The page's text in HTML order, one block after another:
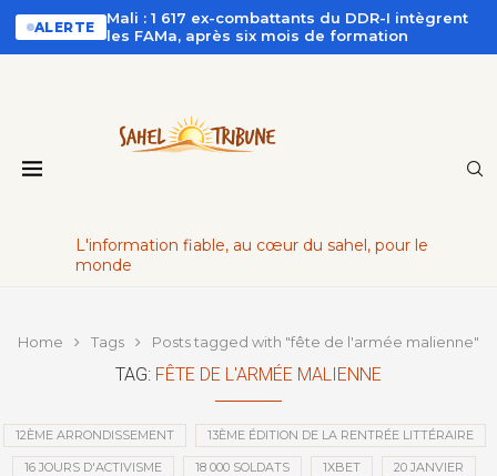
ALERTE
Mali : 1 617 ex-combattants du DDR-I intègrent
les FAMa, après six mois de formation
L'information fiable, au cœur du sahel, pour le
monde
Home Tags Posts tagged with "fête de l'armée malienne"
TAG: FÊTE DE L'ARMÉE MALIENNE
12ÈME ARRONDISSEMENT 13ÈME ÉDITION DE LA RENTRÉE LITTÉRAIRE
16 JOURS D'ACTIVISME 18 000 SOLDATS 1XBET 20 JANVIER